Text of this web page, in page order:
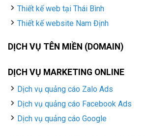
Thiết kế web tại Thái Bình
Thiết kế website Nam Định
DỊCH VỤ TÊN MIỀN (DOMAIN)
DỊCH VỤ MARKETING ONLINE
Dịch vụ quảng cáo Zalo Ads
Dịch vụ quảng cáo Facebook Ads
Dịch vụ quảng cáo Google